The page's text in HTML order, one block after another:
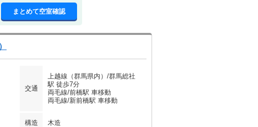
まとめて空室確認
交通
上越線（群馬県内）/群馬総社
駅 徒歩7分
両毛線/前橋駅 車移動
両毛線/新前橋駅 車移動
構造 木造